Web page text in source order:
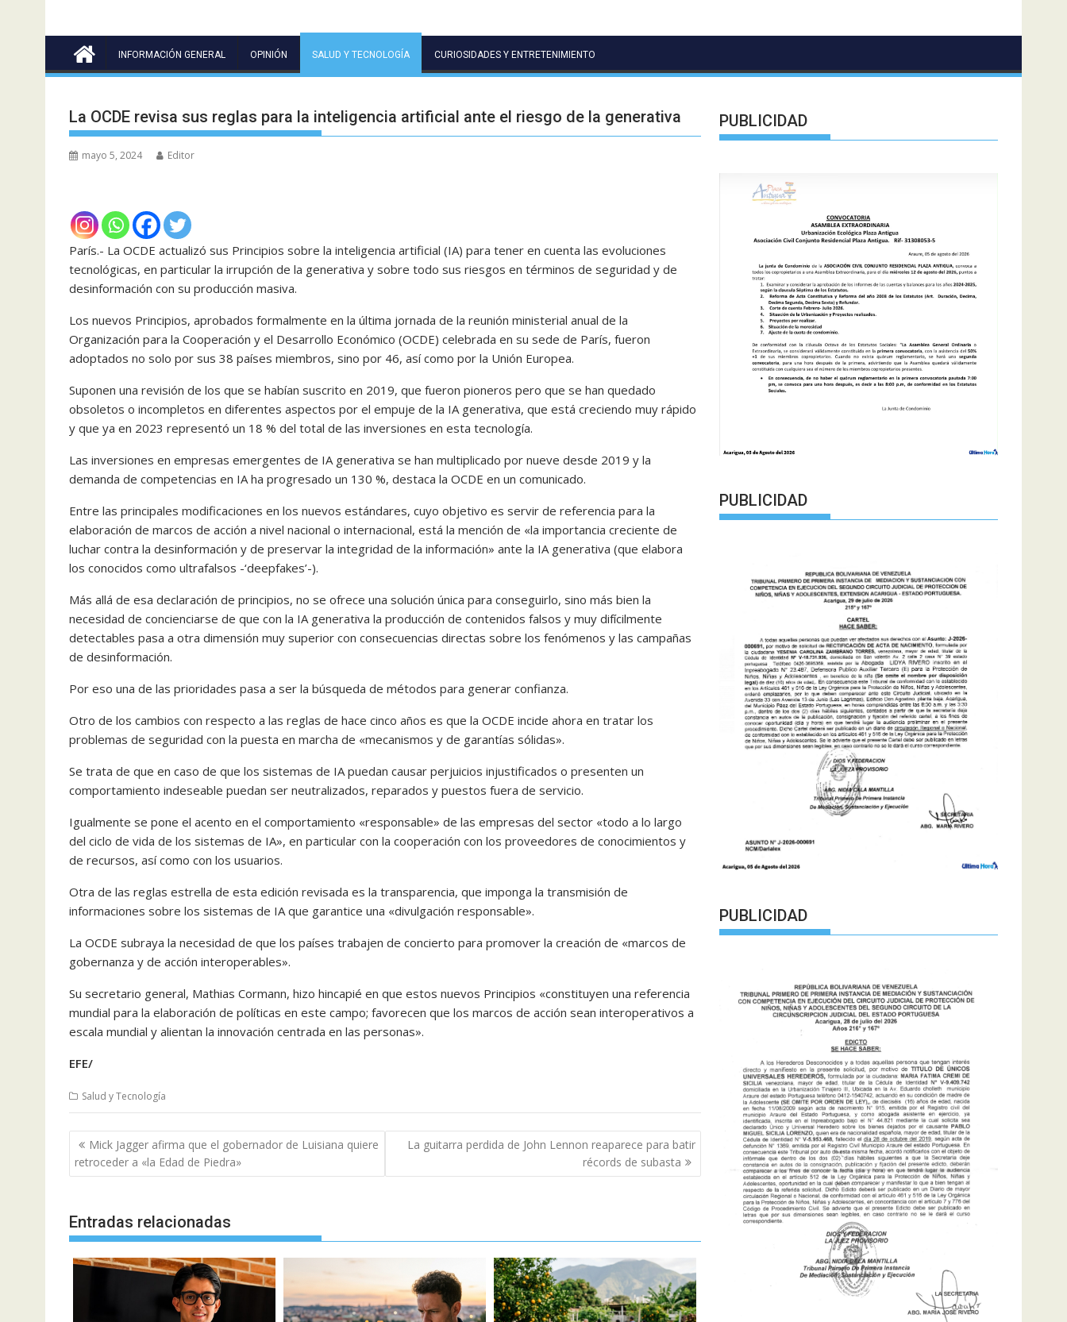
INFORMACIÓN GENERAL OPINIÓN SALUD Y TECNOLOGÍA CURIOSIDADES Y ENTRETENIMIENTO
La OCDE revisa sus reglas para la inteligencia artificial ante el riesgo de la generativa
mayo 5, 2024 Editor
París.- La OCDE actualizó sus Principios sobre la inteligencia artificial (IA) para tener en cuenta las evoluciones
tecnológicas, en particular la irrupción de la generativa y sobre todo sus riesgos en términos de seguridad y de
desinformación con su producción masiva.
Los nuevos Principios, aprobados formalmente en la última jornada de la reunión ministerial anual de la
Organización para la Cooperación y el Desarrollo Económico (OCDE) celebrada en su sede de París, fueron
adoptados no solo por sus 38 países miembros, sino por 46, así como por la Unión Europea.
Suponen una revisión de los que se habían suscrito en 2019, que fueron pioneros pero que se han quedado
obsoletos o incompletos en diferentes aspectos por el empuje de la IA generativa, que está creciendo muy rápido
y que ya en 2023 representó un 18 % del total de las inversiones en esta tecnología.
Las inversiones en empresas emergentes de IA generativa se han multiplicado por nueve desde 2019 y la
demanda de competencias en IA ha progresado un 130 %, destaca la OCDE en un comunicado.
Entre las principales modificaciones en los nuevos estándares, cuyo objetivo es servir de referencia para la
elaboración de marcos de acción a nivel nacional o internacional, está la mención de «la importancia creciente de
luchar contra la desinformación y de preservar la integridad de la información» ante la IA generativa (que elabora
los conocidos como ultrafalsos -‘deepfakes’-).
Más allá de esa declaración de principios, no se ofrece una solución única para conseguirlo, sino más bien la
necesidad de concienciarse de que con la IA generativa la producción de contenidos falsos y muy difícilmente
detectables pasa a otra dimensión muy superior con consecuencias directas sobre los fenómenos y las campañas
de desinformación.
Por eso una de las prioridades pasa a ser la búsqueda de métodos para generar confianza.
Otro de los cambios con respecto a las reglas de hace cinco años es que la OCDE incide ahora en tratar los
problemas de seguridad con la puesta en marcha de «mecanismos y de garantías sólidas».
Se trata de que en caso de que los sistemas de IA puedan causar perjuicios injustificados o presenten un
comportamiento indeseable puedan ser neutralizados, reparados y puestos fuera de servicio.
Igualmente se pone el acento en el comportamiento «responsable» de las empresas del sector «todo a lo largo
del ciclo de vida de los sistemas de IA», en particular con la cooperación con los proveedores de conocimientos y
de recursos, así como con los usuarios.
Otra de las reglas estrella de esta edición revisada es la transparencia, que imponga la transmisión de
informaciones sobre los sistemas de IA que garantice una «divulgación responsable».
La OCDE subraya la necesidad de que los países trabajen de concierto para promover la creación de «marcos de
gobernanza y de acción interoperables».
Su secretario general, Mathias Cormann, hizo hincapié en que estos nuevos Principios «constituyen una referencia
mundial para la elaboración de políticas en este campo; favorecen que los marcos de acción sean interoperativos a
escala mundial y alientan la innovación centrada en las personas».
EFE/
Salud y Tecnología
Navegación
de
entradas
Mick Jagger afirma que el gobernador de Luisiana quiere
retroceder a «la Edad de Piedra»
La guitarra perdida de John Lennon reaparece para batir
récords de subasta
Entradas relacionadas
PUBLICIDAD
PUBLICIDAD
PUBLICIDAD